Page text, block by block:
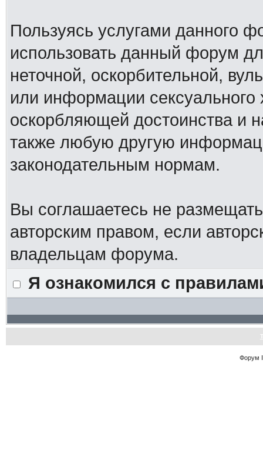
Пользуясь услугами данного
использовать данный форум
неточной, оскорбительной,
или информации
оскорбляющей достоинства и
также любую другую
законодательным нормам.
Вы соглашаетесь не
авторским правом, если
владельцам форума.
Я ознакомился с
Форум